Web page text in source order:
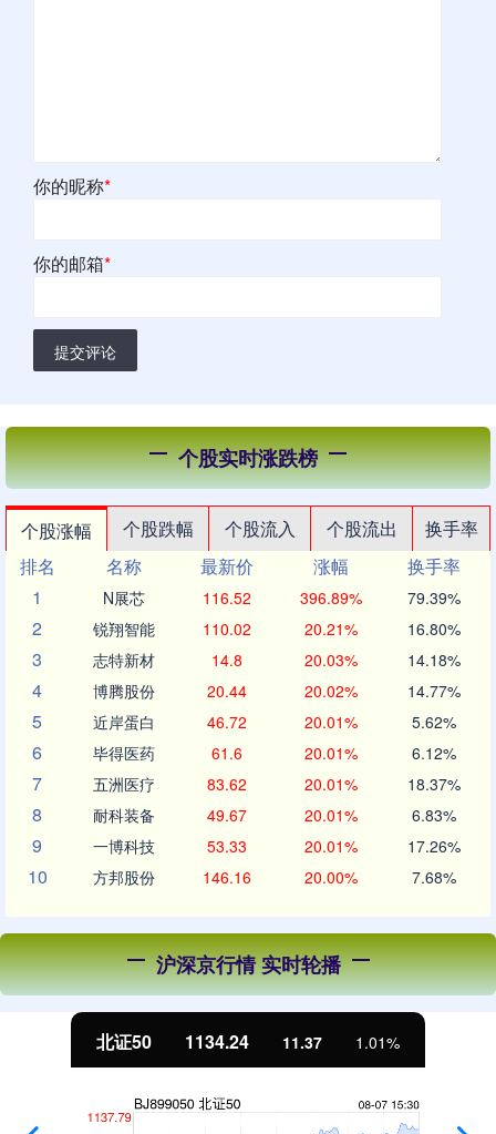
你的昵称*
你的邮箱*
提交评论
个股实时涨跌榜
个股涨幅 个股跌幅 个股流入 个股流出
换手率
排名
名称 最新价 涨幅
换手率
1
N展芯 116.52 396.89% 79.39%
2 锐翔智能 110.02 20.21% 16.80%
3 志特新材 14.8 20.03% 14.18%
4 博腾股份 20.44 20.02% 14.77%
5 近岸蛋白 46.72 20.01% 5.62%
6 毕得医药 61.6 20.01% 6.12%
7 五洲医疗 83.62 20.01% 18.37%
8 耐科装备 49.67 20.01% 6.83%
9 一博科技 53.33 20.01% 17.26%
10 方邦股份 146.16 20.00% 7.68%
沪深京行情 实时轮播
北证50 1134.24 11.37 1.01%